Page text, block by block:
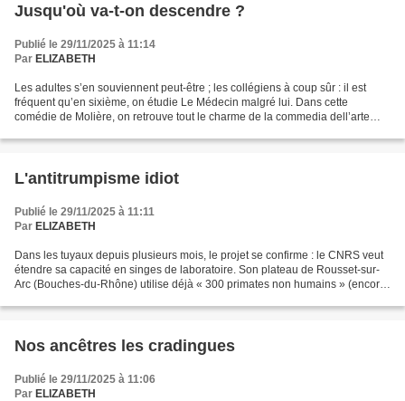
Jusqu'où va-t-on descendre ?
Publié le 29/11/2025 à 11:14
Par ELIZABETH
Les adultes s’en souviennent peut-être ; les collégiens à coup sûr : il est
fréquent qu’en sixième, on étudie Le Médecin malgré lui. Dans cette
comédie de Molière, on retrouve tout le charme de la commedia dell’arte…
L'antitrumpisme idiot
Publié le 29/11/2025 à 11:11
Par ELIZABETH
Dans les tuyaux depuis plusieurs mois, le projet se confirme : le CNRS veut
étendre sa capacité en singes de laboratoire. Son plateau de Rousset-sur-
Arc (Bouches-du-Rhône) utilise déjà « 300 primates non humains » (encore
Nos ancêtres les cradingues
Publié le 29/11/2025 à 11:06
Par ELIZABETH